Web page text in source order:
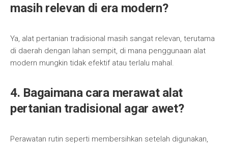
masih relevan di era modern?
Ya, alat pertanian tradisional masih sangat relevan, terutama
di daerah dengan lahan sempit, di mana penggunaan alat
modern mungkin tidak efektif atau terlalu mahal.
4. Bagaimana cara merawat alat
pertanian tradisional agar awet?
Perawatan rutin seperti membersihkan setelah digunakan,